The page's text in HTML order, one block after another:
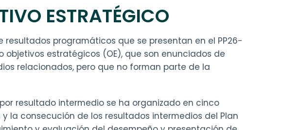
ESTRATÉGICO
resultados programáticos que se presentan en el PP26-
objetivos estratégicos (OE), que son enunciados de
relacionados, pero que no forman parte de la
resultado intermedio se ha organizado en cinco
la consecución de los resultados intermedios del Plan